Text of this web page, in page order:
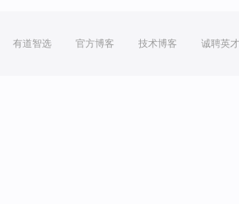
有道智选 官方博客 技术博客 诚聘英才